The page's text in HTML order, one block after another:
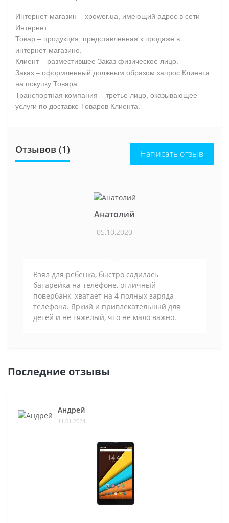
Интернет-магазин – xpower.ua, имеющий адрес в сети
Интернет.
Товар – продукция, представленная к продаже в
интернет-магазине.
Клиент – разместившее Заказ физическое лицо.
Заказ – оформленный должным образом запрос Клиента
на покупку Товара.
Транспортная компания – третье лицо, оказывающее
услуги по доставке Товаров Клиента.
Отзывов (1) Написать отзыв
Анатолий
05.10.2020
Взял для ребёнка, быстро садилась
батарейка на телефоне, отличный
повербанк, хватает на 4 полных заряда
телефона. Яркий и привлекательный для
детей и не тяжёлый, что не мало важно.
Последние отзывы
Андрей
11.01.2024